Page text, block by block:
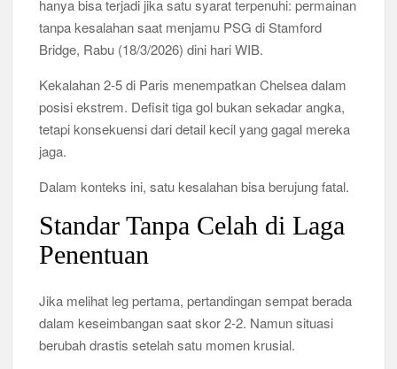
Informal Tembus 87,88 Juta Orang
Koperasi Desa Merah Putih Capai 83.382 Badan Hukum,
IPA 2026
TPPU Emas 74 Kg Febrie Adriansyah, Kejagung Periksa 3
Saksi Baru
Harga Tiket Kanye West Jakarta 2026 Mulai Rp1,875 Juta, Ini
Detail Kategori
Australia Dukung Transformasi Layanan Kesehatan Primer
Indonesia Lewat Riset
hanya bisa terjadi jika satu syarat terpenuhi: permainan
tanpa kesalahan saat menjamu PSG di Stamford
Bridge, Rabu (18/3/2026) dini hari WIB.
Kekalahan 2-5 di Paris menempatkan Chelsea dalam
posisi ekstrem. Defisit tiga gol bukan sekadar angka,
tetapi konsekuensi dari detail kecil yang gagal mereka
jaga.
Dalam konteks ini, satu kesalahan bisa berujung fatal.
Standar Tanpa Celah di Laga
Penentuan
Jika melihat leg pertama, pertandingan sempat berada
dalam keseimbangan saat skor 2-2. Namun situasi
berubah drastis setelah satu momen krusial.